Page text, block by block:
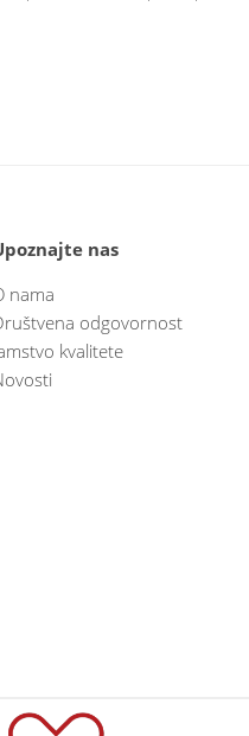
nas
nama
odgovornost
kvalitete